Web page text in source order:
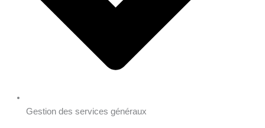
Gestion des services généraux